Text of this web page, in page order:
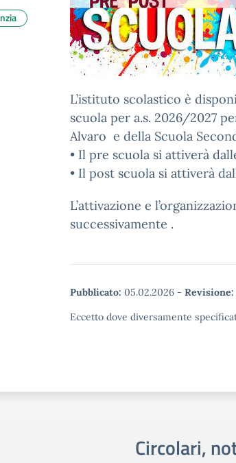
L’istituto scolastico è
scuola per a.s. 2026/2027
Alvaro e della Scuola
• Il pre scuola si attiverà
• Il post scuola si attiverà
L’attivazione e
successivamente .
Pubblicato: 05.02.2026 - Revisione:
Eccetto dove diversamente
Circolari,